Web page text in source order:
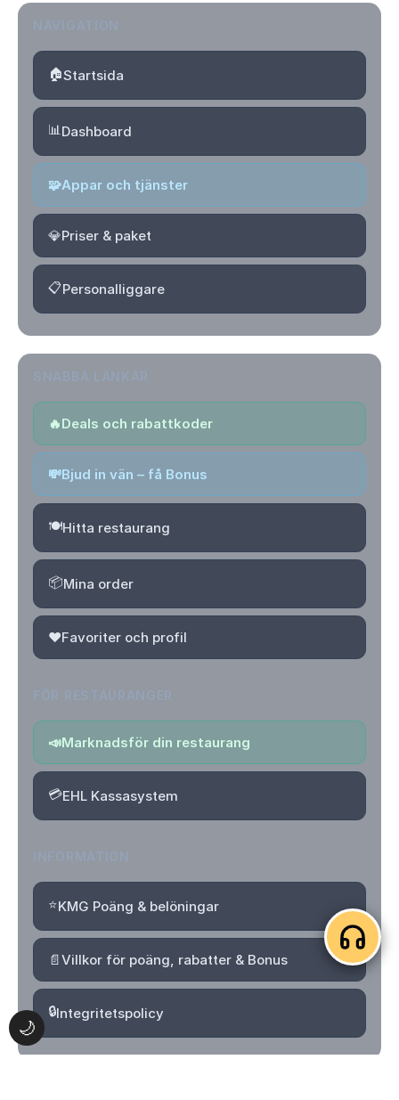
🌙
🏠Startsida
📊Dashboard
🧩Appar och tjänster
💎Priser & paket
📋Personalliggare
🔥Deals och rabattkoder
💸Bjud in vän – få Bonus
🍽️Hitta restaurang
📦Mina order
❤️Favoriter och profil
📣Marknadsför din restaurang
💳EHL Kassasystem
⭐KMG Poäng & belöningar
📄Villkor för poäng, rabatter & Bonus
🔒Integritetspolicy